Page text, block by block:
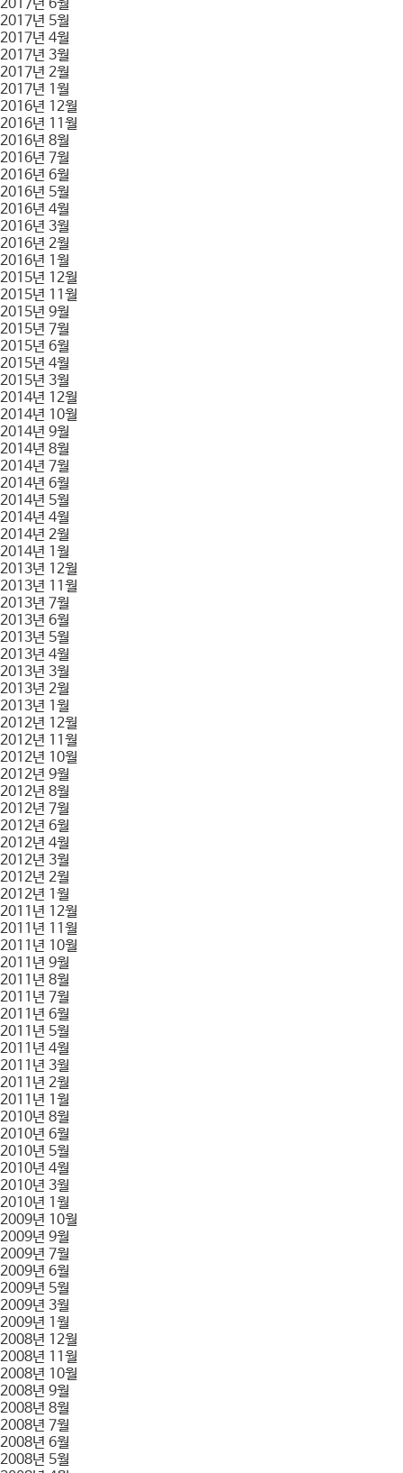
2017년 6월
2017년 5월
2017년 4월
2017년 3월
2017년 2월
2017년 1월
2016년 12월
2016년 11월
2016년 8월
2016년 7월
2016년 6월
2016년 5월
2016년 4월
2016년 3월
2016년 2월
2016년 1월
2015년 12월
2015년 11월
2015년 9월
2015년 7월
2015년 6월
2015년 4월
2015년 3월
2014년 12월
2014년 10월
2014년 9월
2014년 8월
2014년 7월
2014년 6월
2014년 5월
2014년 4월
2014년 2월
2014년 1월
2013년 12월
2013년 11월
2013년 7월
2013년 6월
2013년 5월
2013년 4월
2013년 3월
2013년 2월
2013년 1월
2012년 12월
2012년 11월
2012년 10월
2012년 9월
2012년 8월
2012년 7월
2012년 6월
2012년 4월
2012년 3월
2012년 2월
2012년 1월
2011년 12월
2011년 11월
2011년 10월
2011년 9월
2011년 8월
2011년 7월
2011년 6월
2011년 5월
2011년 4월
2011년 3월
2011년 2월
2011년 1월
2010년 8월
2010년 6월
2010년 5월
2010년 4월
2010년 3월
2010년 1월
2009년 10월
2009년 9월
2009년 7월
2009년 6월
2009년 5월
2009년 3월
2009년 1월
2008년 12월
2008년 11월
2008년 10월
2008년 9월
2008년 8월
2008년 7월
2008년 6월
2008년 5월